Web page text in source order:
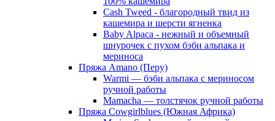
Cash Tweed - благородный твид из
кашемира и шерсти ягненка
Baby Alpaca - нежный и объемный
шнурочек с пухом бэби альпака и
мериноса
Пряжа Amano (Перу)
Warmi — бэби альпака с мериносом
ручной работы
Mamacha — толстячок ручной работы
Пряжа Cowgirlblues (Южная Африка)